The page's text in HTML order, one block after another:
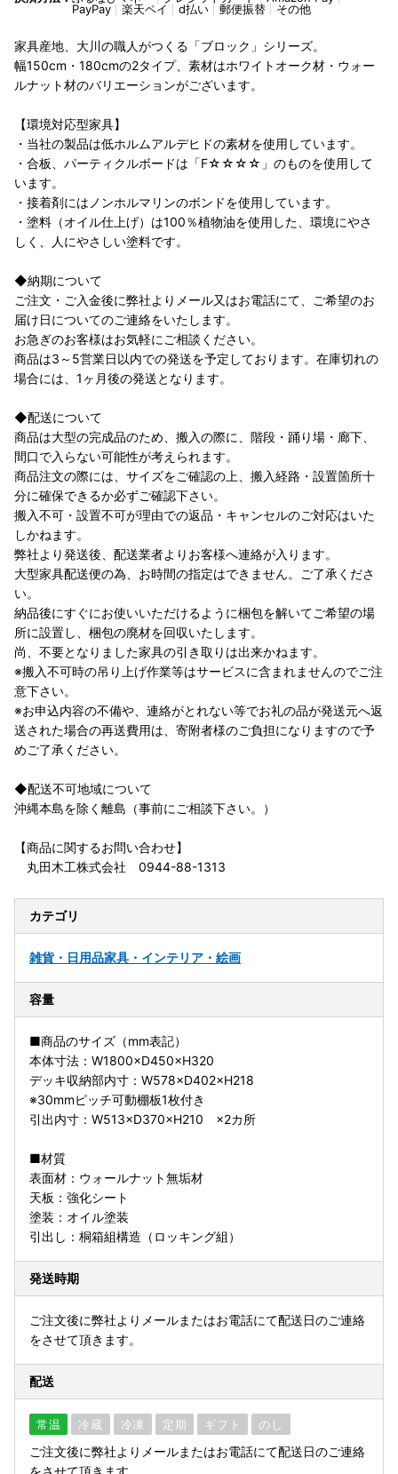
PayPay
楽天ペイ d払い 郵便振替 その他
家具産地、大川の職人がつくる「ブロック」シリーズ。
幅150cm・180cmの2タイプ、素材はホワイトオーク材・ウォー
ルナット材のバリエーションがございます。
【環境対応型家具】
・当社の製品は低ホルムアルデヒドの素材を使用しています。
・合板、パーティクルボードは「F☆☆☆☆」のものを使用して
います。
・接着剤にはノンホルマリンのボンドを使用しています。
・塗料（オイル仕上げ）は100％植物油を使用した、環境にやさ
しく、人にやさしい塗料です。
◆納期について
ご注文・ご入金後に弊社よりメール又はお電話にて、ご希望のお
届け日についてのご連絡をいたします。
お急ぎのお客様はお気軽にご相談ください。
商品は3～5営業日以内での発送を予定しております。在庫切れの
場合には、1ヶ月後の発送となります。
◆配送について
商品は大型の完成品のため、搬入の際に、階段・踊り場・廊下、
間口で入らない可能性が考えられます。
商品注文の際には、サイズをご確認の上、搬入経路・設置箇所十
分に確保できるか必ずご確認下さい。
搬入不可・設置不可が理由での返品・キャンセルのご対応はいた
しかねます。
弊社より発送後、配送業者よりお客様へ連絡が入ります。
大型家具配送便の為、お時間の指定はできません。ご了承くださ
い。
納品後にすぐにお使いいただけるように梱包を解いてご希望の場
所に設置し、梱包の廃材を回収いたします。
尚、不要となりました家具の引き取りは出来かねます。
※搬入不可時の吊り上げ作業等はサービスに含まれませんのでご注
意下さい。
※お申込内容の不備や、連絡がとれない等でお礼の品が発送元へ返
送された場合の再送費用は、寄附者様のご負担になりますので予
めご了承ください。
◆配送不可地域について
沖縄本島を除く離島（事前にご相談下さい。）
【商品に関するお問い合わせ】
丸田木工株式会社 0944-88-1313
カテゴリ
雑貨・日用品家具・インテリア・絵画
容量
■商品のサイズ（mm表記）
本体寸法：W1800×D450×H320
デッキ収納部内寸：W578×D402×H218
※30mmピッチ可動棚板1枚付き
引出内寸：W513×D370×H210 ×2カ所
■材質
表面材：ウォールナット無垢材
天板：強化シート
塗装：オイル塗装
引出し：桐箱組構造（ロッキング組）
発送時期
ご注文後に弊社よりメールまたはお電話にて配送日のご連絡
をさせて頂きます。
配送
常温 冷蔵 冷凍 定期 ギフト のし
ご注文後に弊社よりメールまたはお電話にて配送日のご連絡